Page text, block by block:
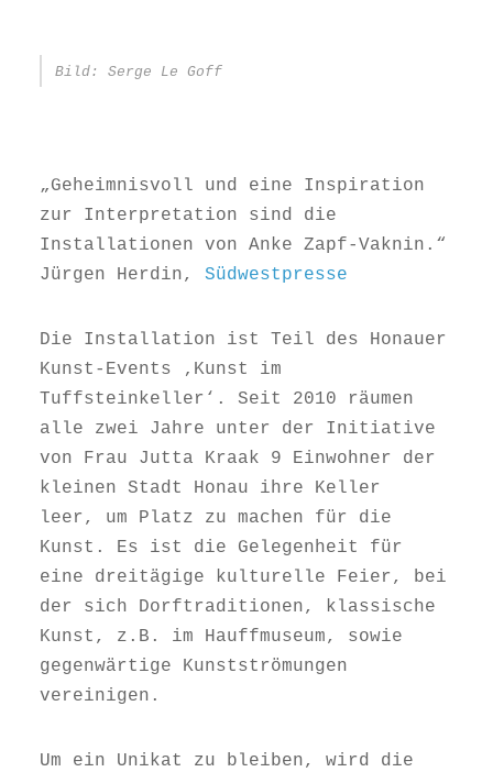
Bild: Serge Le Goff
„Geheimnisvoll und eine Inspiration
zur Interpretation sind die
Installationen von Anke Zapf-Vaknin.“
Jürgen Herdin, Südwestpresse
Die Installation ist Teil des Honauer
Kunst-Events ‚Kunst im
Tuffsteinkeller‘. Seit 2010 räumen
alle zwei Jahre unter der Initiative
von Frau Jutta Kraak 9 Einwohner der
kleinen Stadt Honau ihre Keller
leer, um Platz zu machen für die
Kunst. Es ist die Gelegenheit für
eine dreitägige kulturelle Feier, bei
der sich Dorftraditionen, klassische
Kunst, z.B. im Hauffmuseum, sowie
gegenwärtige Kunstströmungen
vereinigen.
Um ein Unikat zu bleiben, wird die